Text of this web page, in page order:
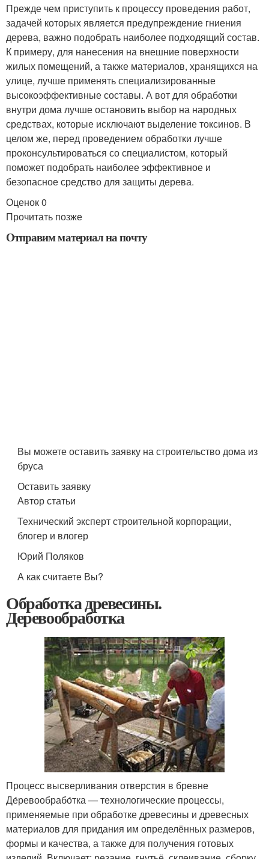
Прежде чем приступить к процессу проведения работ,
задачей которых является предупреждение гниения
дерева, важно подобрать наиболее подходящий состав.
К примеру, для нанесения на внешние поверхности
жилых помещений, а также материалов, хранящихся на
улице, лучше применять специализированные
высокоэффективные составы. А вот для обработки
внутри дома лучше остановить выбор на народных
средствах, которые исключают выделение токсинов. В
целом же, перед проведением обработки лучше
проконсультироваться со специалистом, который
поможет подобрать наиболее эффективное и
безопасное средство для защиты дерева.
Оценок 0
Прочитать позже
Отправим материал на почту
Вы можете оставить заявку на строительство дома из
бруса
Оставить заявку
Автор статьи
Технический эксперт строительной корпорации,
блогер и влогер
Юрий Поляков
А как считаете Вы?
Обработка древесины.
Деревообработка
Процесс высверливания отверстия в бревне
Де́ревообрабо́тка — технологические процессы,
применяемые при обработке древесины и древесных
материалов для придания им определённых размеров,
формы и качества, а также для получения готовых